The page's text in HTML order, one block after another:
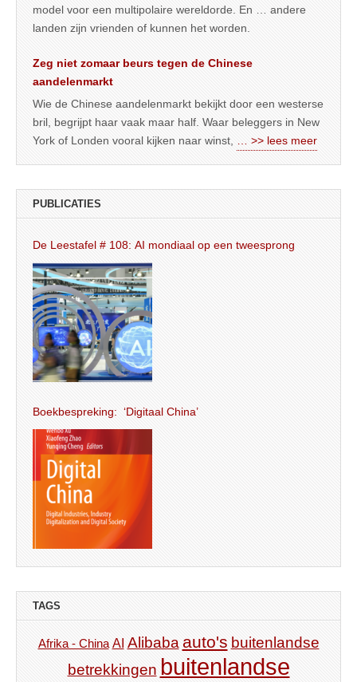
model voor een multipolaire wereldorde. En … andere
landen zijn vrienden of kunnen het worden.
Zeg niet zomaar beurs tegen de Chinese
aandelenmarkt
Wie de Chinese aandelenmarkt bekijkt door een westerse
bril, begrijpt haar vaak maar half. Waar beleggers in New
York of Londen vooral kijken naar winst,
… >> lees meer
PUBLICATIES
De Leestafel # 108: AI mondiaal op een tweesprong
Boekbespreking: ‘Digitaal China’
TAGS
Afrika - China AI Alibaba auto's buitenlandse
betrekkingen buitenlandse